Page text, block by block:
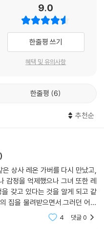
렉션’은 1997년 『추적자』를
총 30편의 작품이 출간되었으
다.
네 명의 여자들
에게 주먹으로 정의를 실현 중인
인을 위협해 보호비를 갈취하려
제압한 뒤 집으로 돌아온 리처는
괴한 방식으로 살해당했고 리처
거가 없자 FBI는 리처의 자경단
용 녹색 페인트에 온몸이 잠겨
트 한 방울 흘리지 않을 만큼 교
수 없는 연쇄 살인. 이 의문의 방
9.0
한줄평 쓰기
혜택 및 유의사항
한줄평 6
추천순
상사 레온 가버를 다시 만났고,
감정을 억제했으나 그녀 또한 레
갖고 있다는 것을 알게 되고 같
집을 물려받으면서.그러던 어느
당에서 시간을 보내고 있었는데
4 댓글0